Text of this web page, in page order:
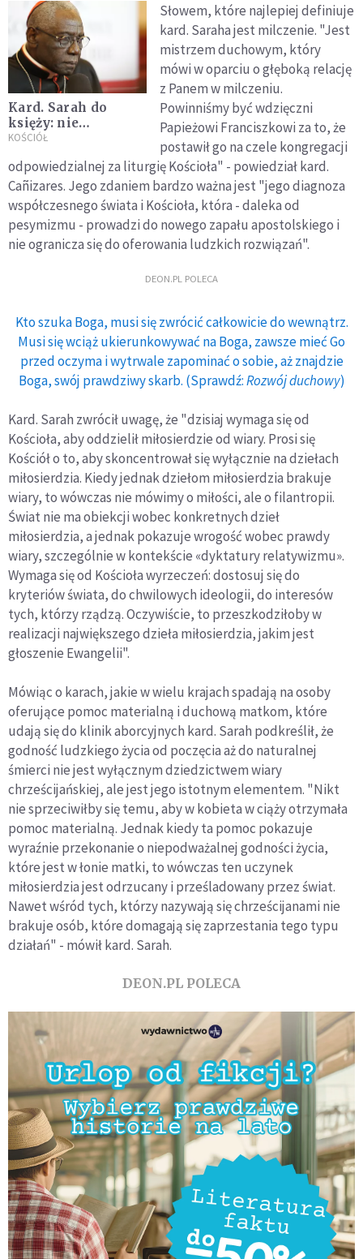
Kard. Sarah do
księży: nie
wystarczy dobra
kompetencje
KOŚCIÓŁ
Słowem, które najlepiej definiuje
kard. Saraha jest milczenie. "Jest
mistrzem duchowym, który
mówi w oparciu o głęboką relację
z Panem w milczeniu.
Powinniśmy być wdzięczni
Papieżowi Franciszkowi za to, że
postawił go na czele kongregacji
odpowiedzialnej za liturgię Kościoła" - powiedział kard.
Cañizares. Jego zdaniem bardzo ważna jest "jego diagnoza
współczesnego świata i Kościoła, która - daleka od
pesymizmu - prowadzi do nowego zapału apostolskiego i
nie ogranicza się do oferowania ludzkich rozwiązań".
DEON.PL POLECA
Kto szuka Boga, musi się zwrócić całkowicie do wewnątrz.
Musi się wciąż ukierunkowywać na Boga, zawsze mieć Go
przed oczyma i wytrwale zapominać o sobie, aż znajdzie
Boga, swój prawdziwy skarb. (Sprawdź:Rozwój duchowy)
Kard. Sarah zwrócił uwagę, że "dzisiaj wymaga się od
Kościoła, aby oddzielił miłosierdzie od wiary. Prosi się
Kościół o to, aby skoncentrował się wyłącznie na dziełach
miłosierdzia. Kiedy jednak dziełom miłosierdzia brakuje
wiary, to wówczas nie mówimy o miłości, ale o filantropii.
Świat nie ma obiekcji wobec konkretnych dzieł
miłosierdzia, a jednak pokazuje wrogość wobec prawdy
wiary, szczególnie w kontekście «dyktatury relatywizmu».
Wymaga się od Kościoła wyrzeczeń: dostosuj się do
kryteriów świata, do chwilowych ideologii, do interesów
tych, którzy rządzą. Oczywiście, to przeszkodziłoby w
realizacji największego dzieła miłosierdzia, jakim jest
głoszenie Ewangelii".
Mówiąc o karach, jakie w wielu krajach spadają na osoby
oferujące pomoc materialną i duchową matkom, które
udają się do klinik aborcyjnych kard. Sarah podkreślił, że
godność ludzkiego życia od poczęcia aż do naturalnej
śmierci nie jest wyłącznym dziedzictwem wiary
chrześcijańskiej, ale jest jego istotnym elementem. "Nikt
nie sprzeciwiłby się temu, aby w kobieta w ciąży otrzymała
pomoc materialną. Jednak kiedy ta pomoc pokazuje
wyraźnie przekonanie o niepodważalnej godności życia,
które jest w łonie matki, to wówczas ten uczynek
miłosierdzia jest odrzucany i prześladowany przez świat.
Nawet wśród tych, którzy nazywają się chrześcijanami nie
brakuje osób, które domagają się zaprzestania tego typu
działań" - mówił kard. Sarah.
DEON.PL POLECA